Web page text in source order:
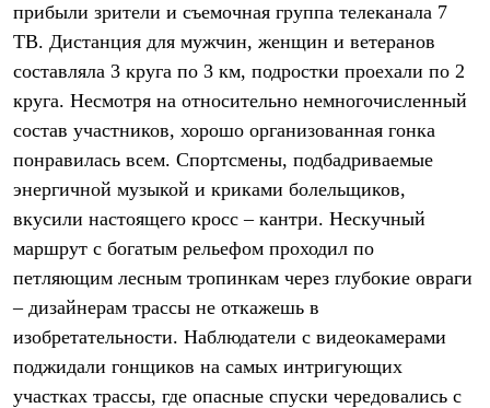
Термобелье
Теплое термобелье
Среднее термобелье
Легкое термобелье
Лёгкая одежда
Футболки
Толстовки
Брюки
Женская одежда
Утепленная пухом
Жилеты
Утепленная синтетикой
Куртки
Брюки
Штормовая одежда
прибыли зрители и съемочная группа телеканала 7
ТВ. Дистанция для мужчин, женщин и ветеранов
составляла 3 круга по 3 км, подростки проехали по 2
круга. Несмотря на относительно немногочисленный
состав участников, хорошо организованная гонка
понравилась всем. Спортсмены, подбадриваемые
энергичной музыкой и криками болельщиков,
вкусили настоящего кросс – кантри. Нескучный
маршрут с богатым рельефом проходил по
петляющим лесным тропинкам через глубокие овраги
– дизайнерам трассы не откажешь в
изобретательности. Наблюдатели с видеокамерами
поджидали гонщиков на самых интригующих
участках трассы, где опасные спуски чередовались с